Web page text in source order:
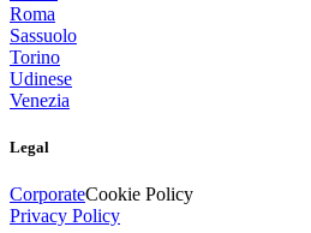
Roma
Sassuolo
Torino
Udinese
Venezia
Legal
CorporateCookie Policy
Privacy Policy